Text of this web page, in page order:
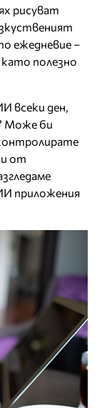
рисуват
ежедневие –
полезно
всеки ден,
Може би
от
приложения